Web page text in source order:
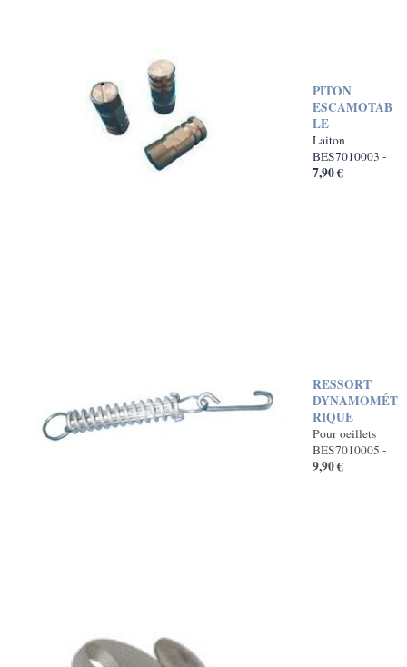
PITON
ESCAMOTAB
LE
Laiton
BES7010003 -
7,90 €
RESSORT
DYNAMOMÉT
RIQUE
Pour oeillets
BES7010005 -
9,90 €